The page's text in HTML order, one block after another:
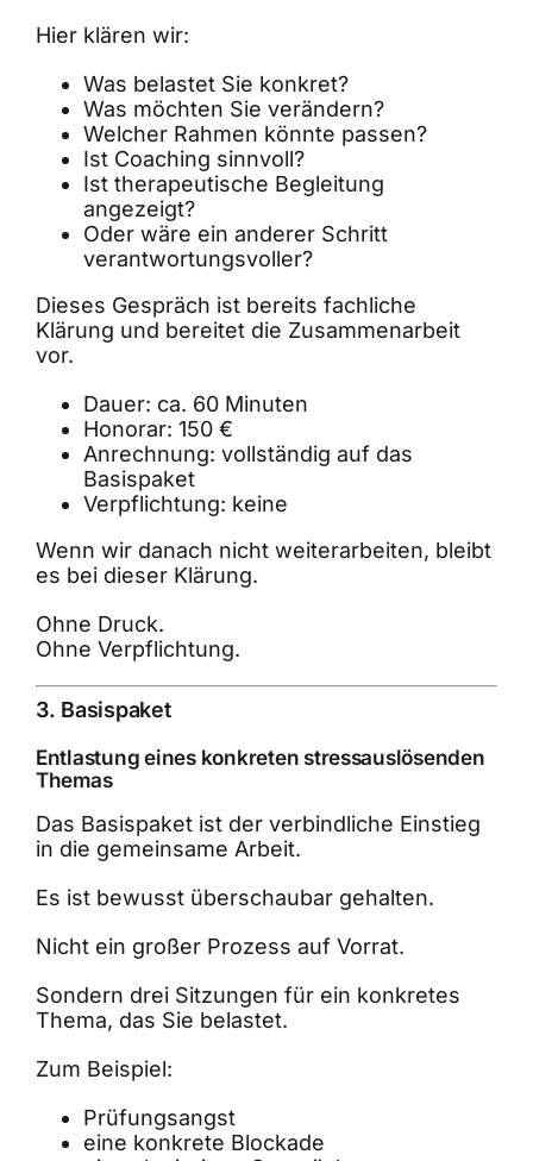
Hier klären wir:
Was belastet Sie konkret?
Was möchten Sie verändern?
Welcher Rahmen könnte passen?
Ist Coaching sinnvoll?
Ist therapeutische Begleitung
angezeigt?
Oder wäre ein anderer Schritt
verantwortungsvoller?
Dieses Gespräch ist bereits fachliche
Klärung und bereitet die Zusammenarbeit
vor.
Dauer: ca. 60 Minuten
Honorar: 150 €
Anrechnung: vollständig auf das
Basispaket
Verpflichtung: keine
Wenn wir danach nicht weiterarbeiten, bleibt
es bei dieser Klärung.
Ohne Druck.
Ohne Verpflichtung.
3. Basispaket
Entlastung eines konkreten stressauslösenden
Themas
Das Basispaket ist der verbindliche Einstieg
in die gemeinsame Arbeit.
Es ist bewusst überschaubar gehalten.
Nicht ein großer Prozess auf Vorrat.
Sondern drei Sitzungen für ein konkretes
Thema, das Sie belastet.
Zum Beispiel:
Prüfungsangst
eine konkrete Blockade